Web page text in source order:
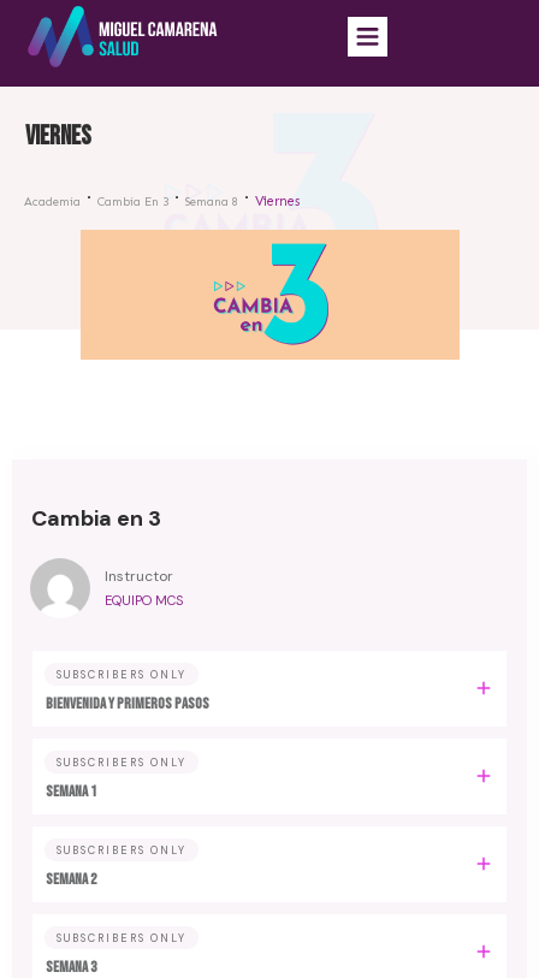
Viernes
Academia Cambia En 3 Semana 8 Viernes
Cambia en 3
Instructor
EQUIPO MCS
SUBSCRIBERS ONLY
Bienvenida y primeros pasos
SUBSCRIBERS ONLY
Semana 1
SUBSCRIBERS ONLY
Semana 2
SUBSCRIBERS ONLY
Semana 3